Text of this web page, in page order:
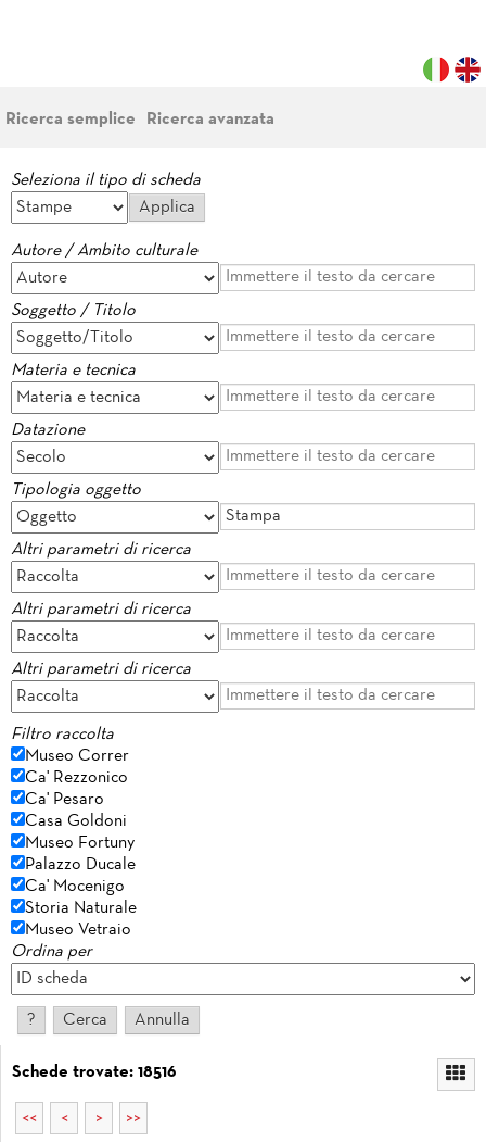
Ricerca semplice Ricerca avanzata
Seleziona il tipo di scheda
Autore / Ambito culturale
Soggetto / Titolo
Materia e tecnica
Datazione
Tipologia oggetto
Altri parametri di ricerca
Altri parametri di ricerca
Altri parametri di ricerca
Filtro raccolta
Museo Correr
Ca' Rezzonico
Ca' Pesaro
Casa Goldoni
Museo Fortuny
Palazzo Ducale
Ca' Mocenigo
Storia Naturale
Museo Vetraio
Ordina per
Schede trovate: 18516
<< < > >>